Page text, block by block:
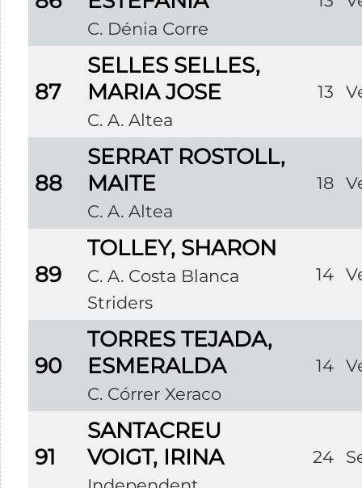
C. Dénia Corre
87
SELLES SELLES,
MARIA JOSE
C. A. Altea
13
88
SERRAT ROSTOLL,
MAITE
C. A. Altea
18
89
TOLLEY, SHARON
C. A. Costa Blanca
Striders
14
90
TORRES TEJADA,
ESMERALDA
C. Córrer Xeraco
14
91
SANTACREU
VOIGT, IRINA
24